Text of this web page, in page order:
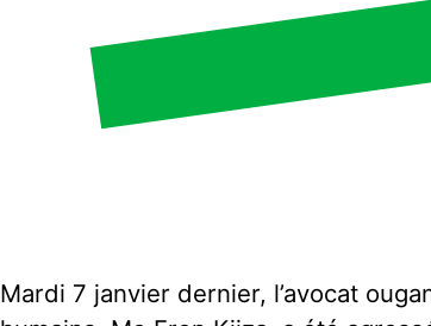
Mardi 7 janvier dernier, l’avocat